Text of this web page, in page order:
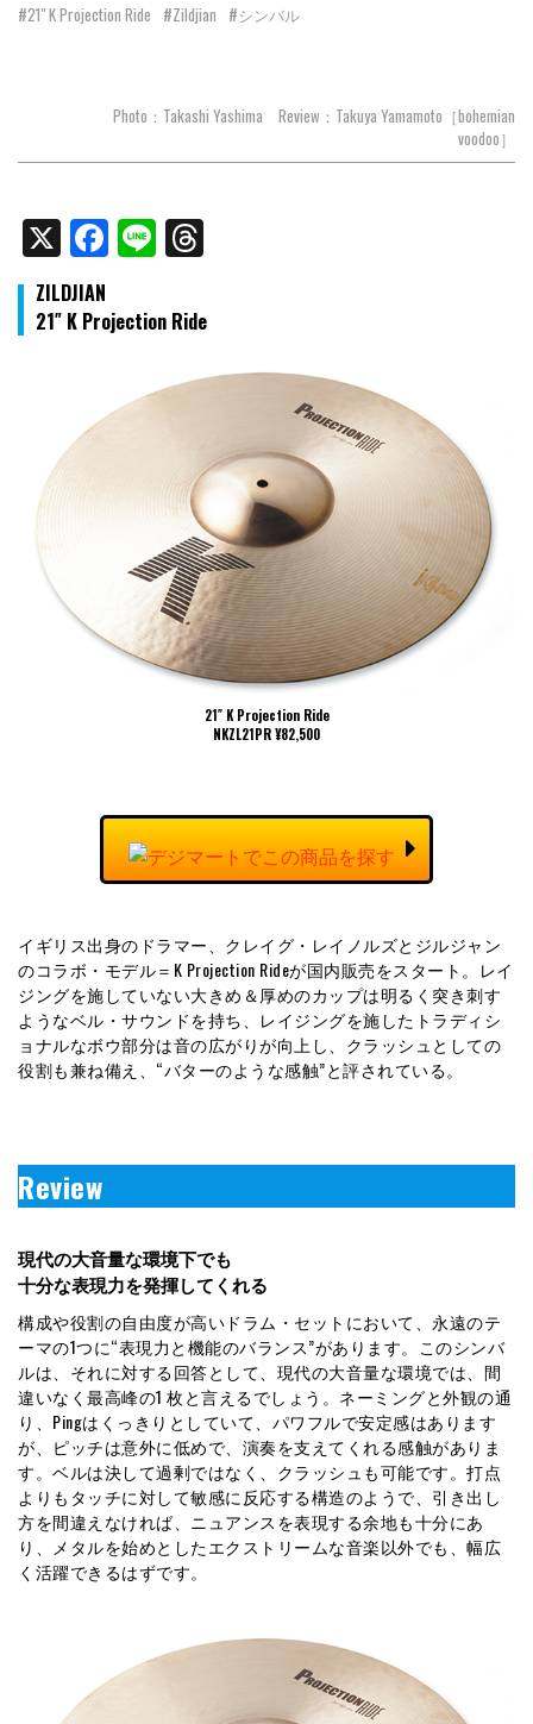
#21" K Projection Ride #Zildjian #シンバル
Photo：Takashi Yashima Review：Takuya Yamamoto［bohemian
voodoo］
X Facebook
Line
ZILDJIAN
21″ K Projection Ride
21″ K Projection Ride
NKZL21PR ¥82,500
イギリス出身のドラマー、クレイグ・レイノルズとジルジャン
のコラボ・モデル＝K Projection Rideが国内販売をスタート。レイ
ジングを施していない大きめ＆厚めのカップは明るく突き刺す
ようなベル・サウンドを持ち、レイジングを施したトラディシ
ョナルなボウ部分は音の広がりが向上し、クラッシュとしての
役割も兼ね備え、“バターのような感触”と評されている。
Review
現代の大音量な環境下でも
十分な表現力を発揮してくれる
構成や役割の自由度が高いドラム・セットにおいて、永遠のテ
ーマの1つに“表現力と機能のバランス”があります。このシンバ
ルは、それに対する回答として、現代の大音量な環境では、間
違いなく最高峰の1 枚と言えるでしょう。ネーミングと外観の通
り、Pingはくっきりとしていて、パワフルで安定感はあります
が、ピッチは意外に低めで、演奏を支えてくれる感触がありま
す。ベルは決して過剰ではなく、クラッシュも可能です。打点
よりもタッチに対して敏感に反応する構造のようで、引き出し
方を間違えなければ、ニュアンスを表現する余地も十分にあ
り、メタルを始めとしたエクストリームな音楽以外でも、幅広
く活躍できるはずです。